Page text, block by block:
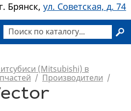
г. Брянск, ул. Советская, д. 74
(Mitsubishi) в
/ Производители /